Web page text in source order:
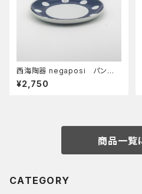
西海陶器 negaposi パン皿
nega
¥2,750
商品一覧
CATEGORY